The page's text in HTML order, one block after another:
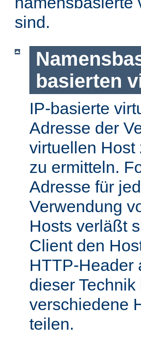
sind.
basierten
IP-basierte
Adresse der
virtuellen Host
zu ermitteln.
Adresse für
Verwendung
Hosts verläßt
Client den
HTTP-Header
dieser
verschiedene
teilen.